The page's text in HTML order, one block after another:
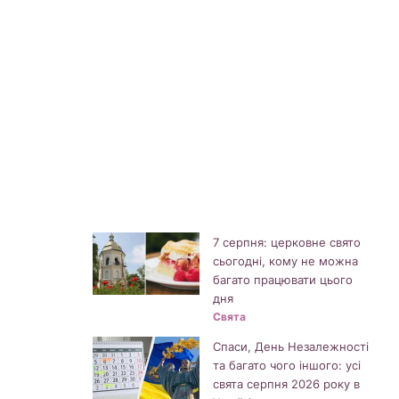
7 серпня: церковне свято
сьогодні, кому не можна
багато працювати цього
дня
Свята
Спаси, День Незалежності
та багато чого іншого: усі
свята серпня 2026 року в